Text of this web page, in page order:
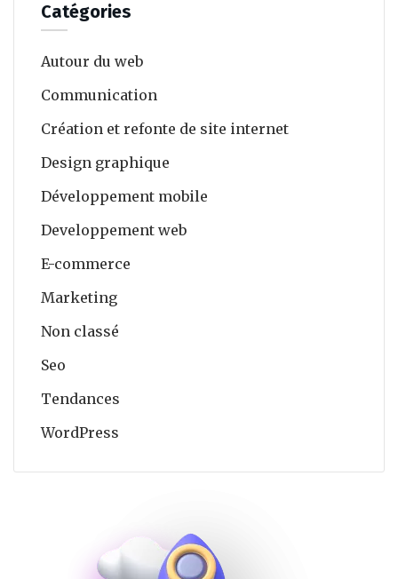
Catégories
Autour du web
Communication
Création et refonte de site internet
Design graphique
Développement mobile
Developpement web
E-commerce
Marketing
Non classé
Seo
Tendances
WordPress